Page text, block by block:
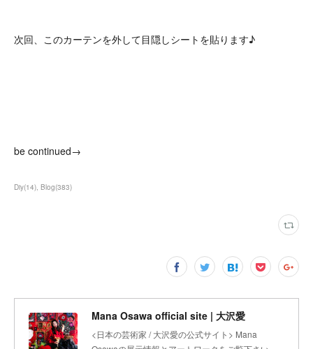
次回、このカーテンを外して目隠しシートを貼ります♪
be continued→
Diy(14) Blog(383)
Mana Osawa official site | 大沢愛
<日本の芸術家 / 大沢愛の公式サイト> Mana